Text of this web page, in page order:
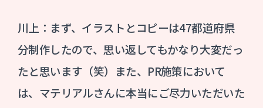
川上：まず、イラストとコピーは47都道府県
分制作したので、思い返してもかなり大変だっ
たと思います（笑）また、PR施策において
は、マテリアルさんに本当にご尽力いただいた